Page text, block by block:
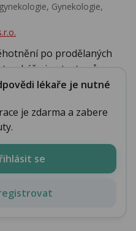
Gynekologie,
po prodělaných
ukáže jen test prů...
lékaře je nutné
je zdarma a zabere
se